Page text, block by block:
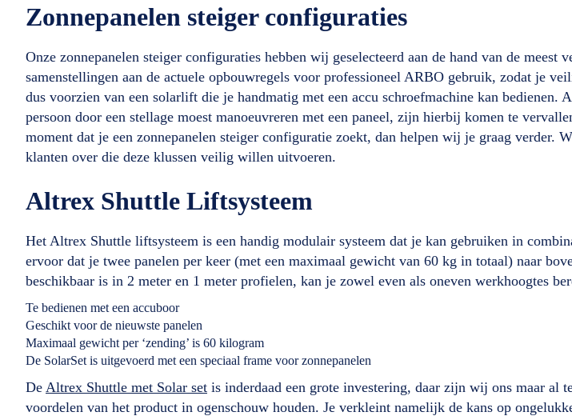
Zonnepanelen steiger configuraties
Onze zonnepanelen steiger configuraties hebben wij geselecteerd aan de hand van de meest
samenstellingen aan de actuele opbouwregels voor professioneel ARBO gebruik, zodat je
dus voorzien van een solarlift die je handmatig met een accu schroefmachine kan
persoon door een stellage moest manoeuvreren met een paneel, zijn hierbij komen te
moment dat je een zonnepanelen steiger configuratie zoekt, dan helpen wij je graag verder.
klanten over die deze klussen veilig willen uitvoeren.
Altrex Shuttle Liftsysteem
Het Altrex Shuttle liftsysteem is een handig modulair systeem dat je kan gebruiken in
ervoor dat je twee panelen per keer (met een maximaal gewicht van 60 kg in totaal) naar
beschikbaar is in 2 meter en 1 meter profielen, kan je zowel even als oneven werkhoogtes
Te bedienen met een accuboor
Geschikt voor de nieuwste panelen
Maximaal gewicht per ‘zending’ is 60 kilogram
De SolarSet is uitgevoerd met een speciaal frame voor zonnepanelen
De Altrex Shuttle met Solar set is inderdaad een grote investering, daar zijn wij ons maar al
voordelen van het product in ogenschouw houden. Je verkleint namelijk de kans op